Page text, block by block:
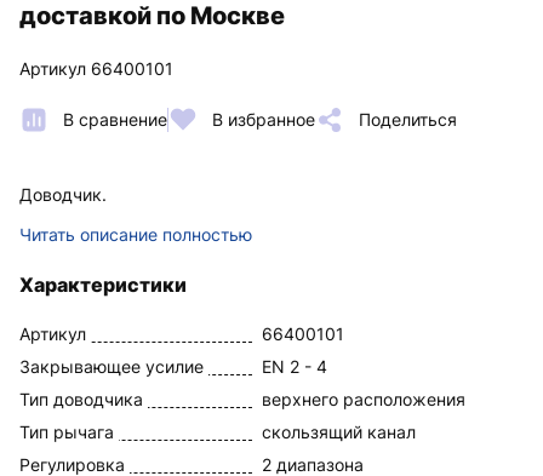
доставкой по Москве
Артикул 66400101
В сравнение В избранное Поделиться
Доводчик.
Читать описание полностью
Характеристики
Артикул
66400101
Закрывающее усилие
EN 2 - 4
Тип доводчика
верхнего расположения
Тип рычага
скользящий канал
Регулировка
2 диапазона